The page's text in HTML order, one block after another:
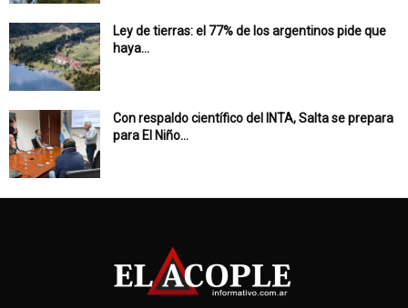
Ley de tierras: el 77% de los argentinos pide que
haya...
Con respaldo científico del INTA, Salta se prepara
para El Niño...